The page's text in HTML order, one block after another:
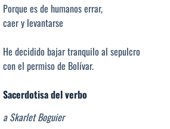
Porque es de humanos errar,
caer y levantarse
He decidido bajar tranquilo al sepulcro
con el permiso de Bolívar.
Sacerdotisa del verbo
a Skarlet Boguier